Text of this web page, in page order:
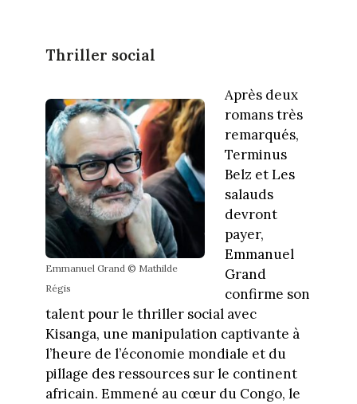
Thriller social
Emmanuel Grand © Mathilde
Régis
Après deux
romans très
remarqués,
Terminus
Belz et Les
salauds
devront
payer,
Emmanuel
Grand
confirme son
talent pour le thriller social avec
Kisanga, une manipulation captivante à
l’heure de l’économie mondiale et du
pillage des ressources sur le continent
africain. Emmené au cœur du Congo, le